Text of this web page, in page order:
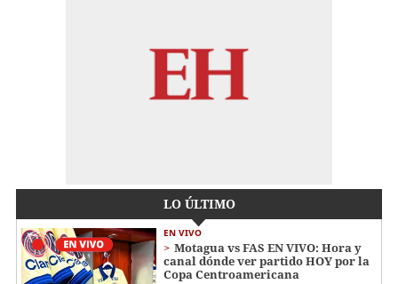
LO ÚLTIMO
EN VIVO
Motagua vs FAS EN VIVO: Hora y
canal dónde ver partido HOY por la
Copa Centroamericana